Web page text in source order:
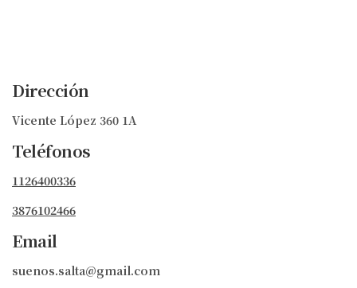
Dirección
Vicente López 360 1A
Teléfonos
1126400336
3876102466
Email
suenos.salta@gmail.com